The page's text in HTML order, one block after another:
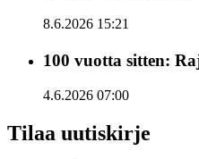
8.6.2026 15:21
100 vuotta sitten:
4.6.2026 07:00
Tilaa uutiskirje